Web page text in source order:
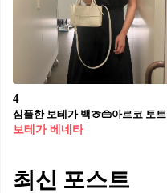
4
심플한 보테가 백🍈👜아르코 토트
보테가 베네타
최신 포스트